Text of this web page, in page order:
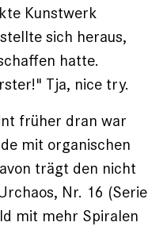
Kunstwerk
sich heraus,
hatte.
Tja, nice try.
früher dran war
mit organischen
trägt den nicht
Nr. 16 (Serie
mit mehr Spiralen